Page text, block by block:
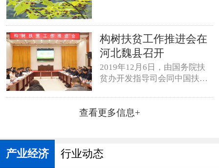
名山文化
国际贸易
整体家居
沙棘产业
森标工程
香榧产业
生态护修
林产工业
国储林
家居网链
南方，四季常绿。
构树扶贫工作推进会在
河北魏县召开
2019年12月6日，由国务院扶
贫办开发指导司会同中国扶贫
工作推进会在河北省邯郸市魏
县召开。
查看更多信息+
产业经济 行业动态